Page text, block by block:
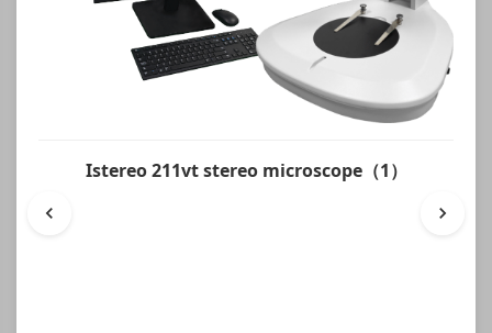
Istereo 211vt stereo microscope（1）